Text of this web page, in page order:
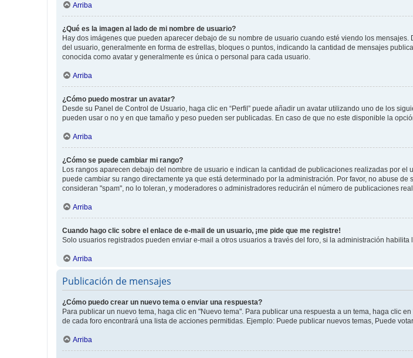
Arriba
¿Qué es la imagen al lado de mi nombre de usuario?
Hay dos imágenes que pueden aparecer debajo de su nombre de usuario cuando esté viendo los
del usuario, generalmente en forma de estrellas, bloques o puntos, indicando la cantidad de mensajes
conocida como avatar y generalmente es única o personal para cada usuario.
Arriba
¿Cómo puedo mostrar un avatar?
Desde su Panel de Control de Usuario, haga clic en “Perfil” puede añadir un avatar utilizando uno de los
pueden usar o no y en que tamaño y peso pueden ser publicadas. En caso de que no este disponible la
Arriba
¿Cómo se puede cambiar mi rango?
Los rangos aparecen debajo del nombre de usuario e indican la cantidad de publicaciones realizadas por
puede cambiar su rango directamente ya que está determinado por la administración. Por favor, no abuse
consideran "spam", no lo toleran, y moderadores o administradores reducirán el número de publicaciones
Arriba
Cuando hago clic sobre el enlace de e-mail de un usuario, ¡me pide que me registre!
Solo usuarios registrados pueden enviar e-mail a otros usuarios a través del foro, si la administración
Arriba
Publicación de mensajes
¿Cómo puedo crear un nuevo tema o enviar una respuesta?
Para publicar un nuevo tema, haga clic en "Nuevo tema". Para publicar una respuesta a un tema, haga clic
de cada foro encontrará una lista de acciones permitidas. Ejemplo: Puede publicar nuevos temas, Puede
Arriba